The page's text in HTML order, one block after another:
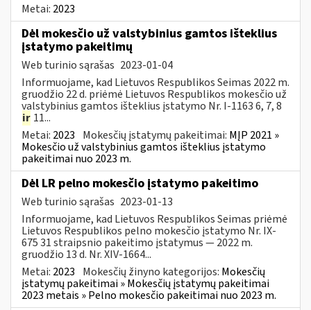
Metai: 2023
Dėl mokesčio už valstybinius gamtos išteklius
įstatymo pakeitimų
Web turinio sąrašas 2023-01-04
Informuojame, kad Lietuvos Respublikos Seimas 2022 m.
gruodžio 22 d. priėmė Lietuvos Respublikos mokesčio už
valstybinius gamtos išteklius įstatymo Nr. I-1163 6, 7, 8
ir 11...
Metai: 2023 Mokesčių įstatymų pakeitimai: MĮP 2021 »
Mokesčio už valstybinius gamtos išteklius įstatymo
pakeitimai nuo 2023 m.
Dėl LR pelno mokesčio įstatymo pakeitimo
Web turinio sąrašas 2023-01-13
Informuojame, kad Lietuvos Respublikos Seimas priėmė
Lietuvos Respublikos pelno mokesčio įstatymo Nr. IX-
675 31 straipsnio pakeitimo įstatymus — 2022 m.
gruodžio 13 d. Nr. XIV-1664...
Metai: 2023 Mokesčių žinyno kategorijos: Mokesčių
įstatymų pakeitimai » Mokesčių įstatymų pakeitimai
2023 metais » Pelno mokesčio pakeitimai nuo 2023 m.